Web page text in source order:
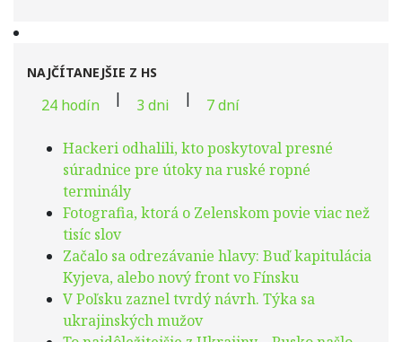
NAJČÍTANEJŠIE Z HS
24 hodín | 3 dni | 7 dní
Hackeri odhalili, kto poskytoval presné
súradnice pre útoky na ruské ropné
terminály
Fotografia, ktorá o Zelenskom povie viac než
tisíc slov
Začalo sa odrezávanie hlavy: Buď kapitulácia
Kyjeva, alebo nový front vo Fínsku
V Poľsku zaznel tvrdý návrh. Týka sa
ukrajinských mužov